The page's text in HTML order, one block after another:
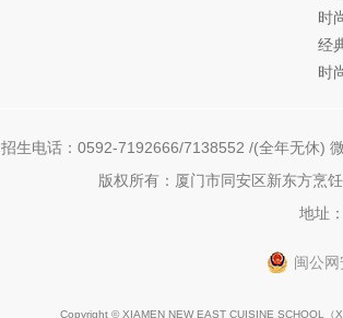
时
经
时
招生电话：0592-7192666/7138552 /(全年无休)
版权所有：厦门市同安区新东方烹
地址
闽公
Copyright © XIAMEN NEW EAST CUISINE SCHOOL（